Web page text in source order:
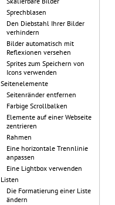
Sprechblasen
Den Diebstahl Ihrer Bilder
verhindern
Bilder automatisch mit
Reflexionen versehen
Sprites zum Speichern von
Icons verwenden
Seitenelemente
Seitenränder entfernen
Farbige Scrollbalken
Elemente auf einer Webseite
zentrieren
Rahmen
Eine horizontale Trennlinie
anpassen
Eine Lightbox verwenden
Listen
Die Formatierung einer Liste
ändern